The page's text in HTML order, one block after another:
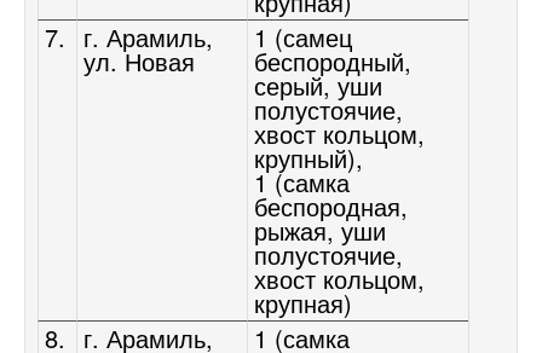
7.
г. Арамиль,
ул. Новая
1 (самец
беспородный,
серый, уши
полустоячие,
хвост кольцом,
крупный),
1 (самка
беспородная,
рыжая, уши
полустоячие,
хвост кольцом,
крупная)
8.
г. Арамиль, 1 (самка